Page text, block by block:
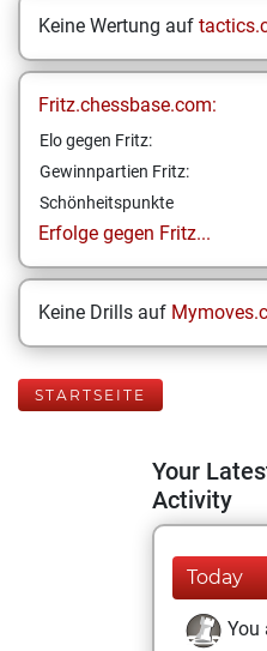
Keine Wertung auf
Fritz.chessbase.com:
Elo gegen Fritz:
Gewinnpartien Fritz:
Schönheitspunkte
Erfolge gegen Fritz...
Keine Drills auf
STARTSEITE
Your
Activity
Today
You